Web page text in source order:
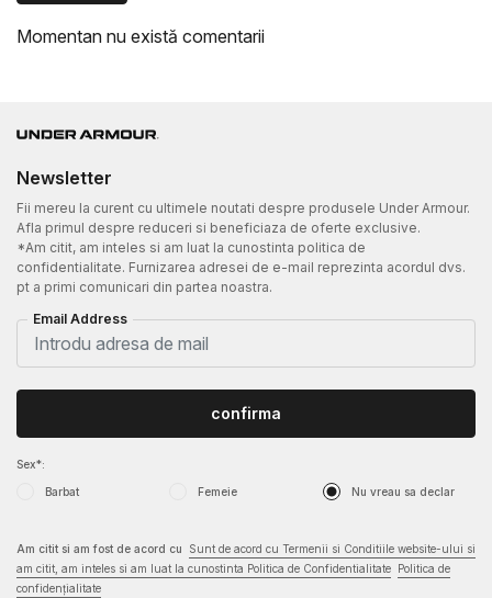
Momentan nu există comentarii
Newsletter
Fii mereu la curent cu ultimele noutati despre produsele Under Armour.
Afla primul despre reduceri si beneficiaza de oferte exclusive.
*Am citit, am inteles si am luat la cunostinta politica de
confidentialitate. Furnizarea adresei de e-mail reprezinta acordul dvs.
pt a primi comunicari din partea noastra.
Email Address
Sex*:
Barbat Femeie Nu vreau sa declar
confirma
Am citit si am fost de acord cu
Sunt de acord cu Termenii si Conditiile website-ului si
am citit, am inteles si am luat la cunostinta Politica de Confidentialitate
Politica de
confidențialitate